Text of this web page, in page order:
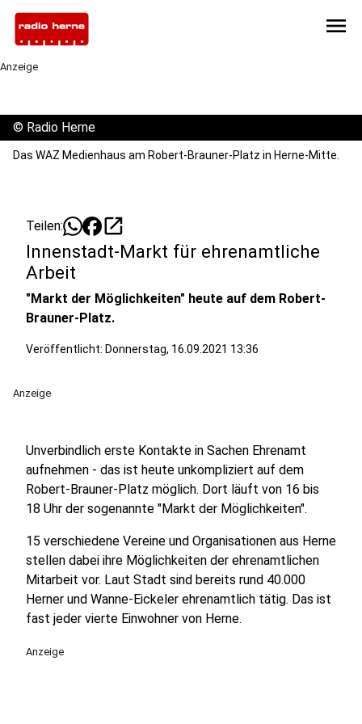
menu
Anzeige
© Radio Herne
Das WAZ Medienhaus am Robert-Brauner-Platz in Herne-Mitte.
Teilen: open_in_new
Innenstadt-Markt für ehrenamtliche
Arbeit
"Markt der Möglichkeiten" heute auf dem Robert-
Brauner-Platz.
Veröffentlicht: Donnerstag, 16.09.2021 13:36
Anzeige
Unverbindlich erste Kontakte in Sachen Ehrenamt
aufnehmen - das ist heute unkompliziert auf dem
Robert-Brauner-Platz möglich. Dort läuft von 16 bis
18 Uhr der sogenannte "Markt der Möglichkeiten".
15 verschiedene Vereine und Organisationen aus Herne
stellen dabei ihre Möglichkeiten der ehrenamtlichen
Mitarbeit vor. Laut Stadt sind bereits rund 40.000
Herner und Wanne-Eickeler ehrenamtlich tätig. Das ist
fast jeder vierte Einwohner von Herne.
Anzeige